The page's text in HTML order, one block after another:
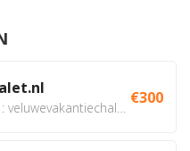
€300